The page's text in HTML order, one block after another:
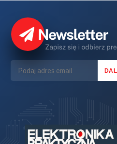
Silniki i serwo
Software
Sterowanie
Transformatory
Tranzystory